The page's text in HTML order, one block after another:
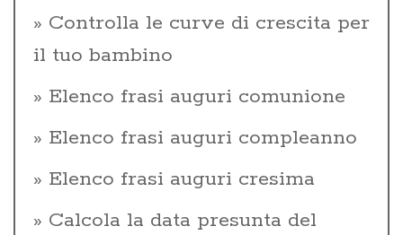
Controlla le curve di crescita per
il tuo bambino
Elenco frasi auguri comunione
Elenco frasi auguri compleanno
Elenco frasi auguri cresima
Calcola la data presunta del